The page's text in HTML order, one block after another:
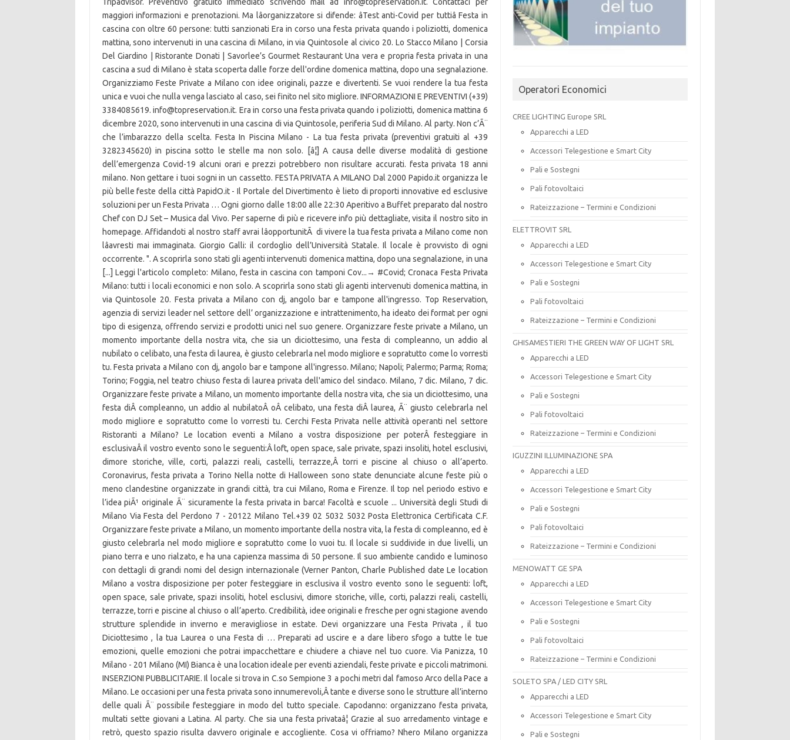
Operatori Economici
CREE LIGHTING Europe SRL
Apparecchi a LED
Accessori Telegestione e Smart City
Pali e Sostegni
Pali fotovoltaici
Rateizzazione – Termini e Condizioni
ELETTROVIT SRL
Apparecchi a LED
Accessori Telegestione e Smart City
Pali e Sostegni
Pali fotovoltaici
Rateizzazione – Termini e Condizioni
GHISAMESTIERI THE GREEN WAY OF LIGHT SRL
Apparecchi a LED
Accessori Telegestione e Smart City
Pali e Sostegni
Pali fotovoltaici
Rateizzazione – Termini e Condizioni
IGUZZINI ILLUMINAZIONE SPA
Apparecchi a LED
Accessori Telegestione e Smart City
Pali e Sostegni
Pali fotovoltaici
Rateizzazione – Termini e Condizioni
MENOWATT GE SPA
Apparecchi a LED
Accessori Telegestione e Smart City
Pali e Sostegni
Pali fotovoltaici
Rateizzazione – Termini e Condizioni
SOLETO SPA / LED CITY SRL
Apparecchi a LED
Accessori Telegestione e Smart City
Pali e Sostegni